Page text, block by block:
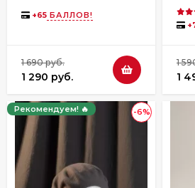
+65 БАЛЛОВ!
1 690 руб.
1 290 руб.
+
1
1
-6%
Рекомендуем! 🔥